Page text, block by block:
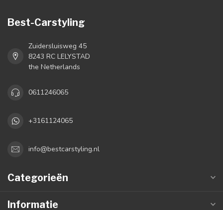
Best-Carstyling
Zuidersluisweg 45
8243 RC LELYSTAD
the Netherlands
0611246065
+3161124065
info@bestcarstyling.nl
Categorieën
Informatie